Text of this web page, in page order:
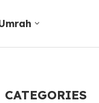
CATEGORIES